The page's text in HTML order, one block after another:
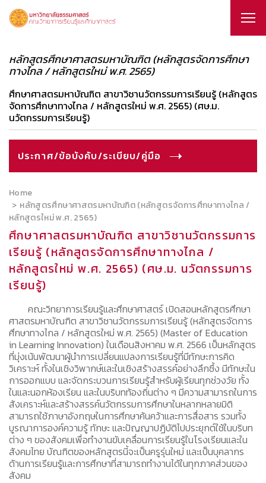
หลักสูตรศึกษาศาสตรมหาบัณฑิต (หลักสูตรจัดการศึกษา
ทางไกล / หลักสูตรใหม่ พ.ศ. 2565)
ศึกษาศาสตรมหาบัณฑิต สาขาวิชานวัตกรรมการเรียนรู้ (หลักสูตร
จัดการศึกษาทางไกล / หลักสูตรใหม่ พ.ศ. 2565) (ศษ.ม.
นวัตกรรมการเรียนรู้)
ประกาศ/ข้อบังคับ/ระเบียบ/คู่มือ
Home
หลักสูตรศึกษาศาสตรมหาบัณฑิต (หลักสูตรจัดการศึกษาทางไกล /
หลักสูตรใหม่ พ.ศ. 2565)
ศึกษาศาสตรมหาบัณฑิต สาขาวิชานวัตกรรมการ
เรียนรู้ (หลักสูตรจัดการศึกษาทางไกล /
หลักสูตรใหม่ พ.ศ. 2565) (ศษ.ม. นวัตกรรมการ
เรียนรู้)
คณะวิทยาการเรียนรู้และศึกษาศาสตร์ เปิดสอนหลักสูตรศึกษา
ศาสตรมหาบัณฑิต สาขาวิชานวัตกรรมการเรียนรู้ (หลักสูตรจัดการ
ศึกษาทางไกล / หลักสูตรใหม่ พ.ศ. 2565) (Master of Education
in Learning Innovation) ในเดือนสิงหาคม พ.ศ. 2566 เป็นหลักสูตร
ที่มุ่งเน้นพัฒนาผู้นำการเปลี่ยนแปลงการเรียนรู้ที่มีทักษะการคิด
วิเคราะห์ ทั้งในเชิงวิพากษ์และในเชิงสร้างสรรค์อย่างลึกซึ้ง มีทักษะใน
การออกแบบ และจัดกระบวนการเรียนรู้สำหรับผู้เรียนทุกช่วงวัย ทั้ง
ในและนอกห้องเรียน และในบริบทท้องถิ่นต่าง ๆ มีความสามารถในการ
สังเคราะห์และสร้างสรรค์นวัตกรรมการศึกษาในหลากหลายมิติ
สามารถใช้ภาษาอังกฤษในการศึกษาค้นคว้าและการสื่อสาร รวมทั้ง
บูรณาการองค์ความรู้ ทักษะ และปัญญาปฏิบัติไปประยุกต์ใช้ในบริบท
ต่าง ๆ ของสังคมเพื่อทำงานขับเคลื่อนการเรียนรู้ในโรงเรียนและใน
สังคมไทย บัณฑิตของหลักสูตรนี้จะเป็นครูรุ่นใหม่ และเป็นบุคลากร
ด้านการเรียนรู้และการศึกษาที่สามารถทำงานได้ในทุกภาคส่วนของ
สังคม